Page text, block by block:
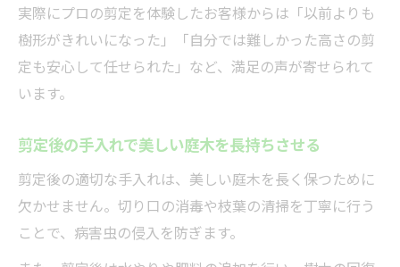
実際にプロの剪定を体験したお客様からは「以前よりも
樹形がきれいになった」「自分では難しかった高さの剪
定も安心して任せられた」など、満足の声が寄せられて
います。
剪定後の手入れで美しい庭木を長持ちさせる
剪定後の適切な手入れは、美しい庭木を長く保つために
欠かせません。切り口の消毒や枝葉の清掃を丁寧に行う
ことで、病害虫の侵入を防ぎます。